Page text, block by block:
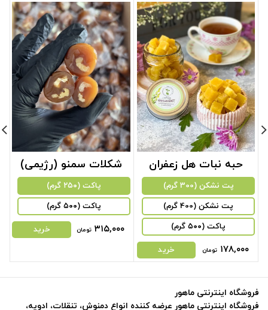
حبه نبات هل زعفران
پت نشکن (300 گرم)
پت نشکن (400 گرم)
پاکت (۵۰۰ گرم)
۱۷۸,۰۰۰ تومان خرید
شکلات سمنو (رژیمی)
پاکت (۲۵۰ گرم)
پاکت (۵۰۰ گرم)
۳۱۵,۰۰۰ تومان خرید
فروشگاه اینترنتی ماهور
فروشگاه اینترنتی ماهور عرضه کننده انواع دمنوش، تنقلات، ادویه،